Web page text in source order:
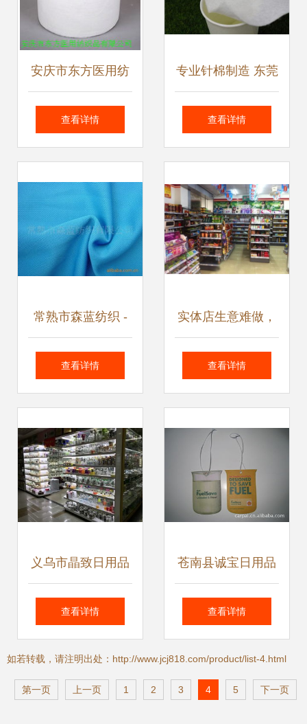
安庆市东方医用纺
织品其他坯布及日
查看详情
专业针棉制造 东莞
针刺棉工厂的卓越
查看详情
常熟市森蓝纺织 -
针织面料产品列表
查看详情
实体店生意难做，
便利店却越开越多
差背后
查看详情
义乌市晶致日用品
厂 专注卓越的针纺
查看详情
苍南县诚宝日用品
厂 专注针纺织品，
查看详情
如若转载，请注明出处：http://www.jcj818.com/product/list-4.html
第一页 上一页 1 2 3 4 5 下一页